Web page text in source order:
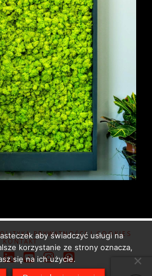
PRYWATNOŚCI I COOKIES
KONTAKT
LinkedIn
YouTube
Instagram
Pinterest
aby świadczyć usługi na
korzystanie ze strony oznacza,
się na ich użycie.